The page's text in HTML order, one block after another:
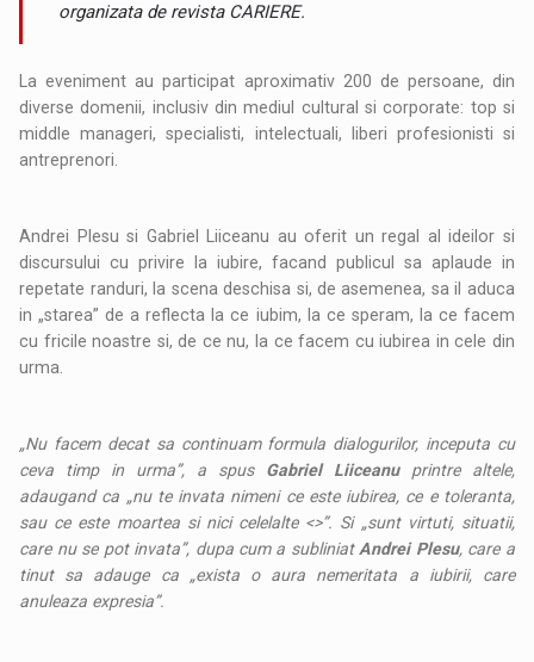
organizata de revista CARIERE.
La eveniment au participat aproximativ 200 de persoane, din
diverse domenii, inclusiv din mediul cultural si corporate: top si
middle manageri, specialisti, intelectuali, liberi profesionisti si
antreprenori.
Andrei Plesu si Gabriel Liiceanu au oferit un regal al ideilor si
discursului cu privire la iubire, facand publicul sa aplaude in
repetate randuri, la scena deschisa si, de asemenea, sa il aduca
in „starea” de a reflecta la ce iubim, la ce speram, la ce facem
cu fricile noastre si, de ce nu, la ce facem cu iubirea in cele din
urma.
„Nu facem decat sa continuam formula dialogurilor, inceputa cu
ceva timp in urma”, a spus Gabriel Liiceanuprintre altele,
adaugand ca „nu te invata nimeni ce este iubirea, ce e toleranta,
sau ce este moartea si nici celelalte <>”. Si „sunt virtuti, situatii,
care nu se pot invata”, dupa cum a subliniatAndrei Plesu, care a
tinut sa adauge ca „exista o aura nemeritata a iubirii, care
anuleaza expresia”.